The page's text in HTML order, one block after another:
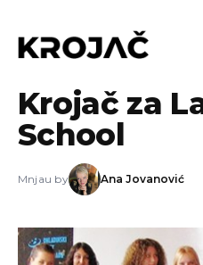
Krojač za
School
Mnjau by Ana Jovanović